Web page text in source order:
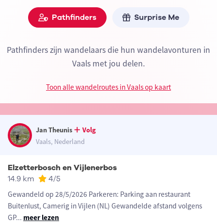
Pathfinders Surprise Me
Pathfinders zijn wandelaars die hun wandelavonturen in
Vaals met jou delen.
Toon alle wandelroutes in Vaals op kaart
Jan Theunis
Volg
Vaals, Nederland
Elzetterbosch en Vijlenerbos
14.9 km 4/5
Gewandeld op 28/5/2026 Parkeren: Parking aan restaurant
Buitenlust, Camerig in Vijlen (NL) Gewandelde afstand volgens
GP... meer lezen